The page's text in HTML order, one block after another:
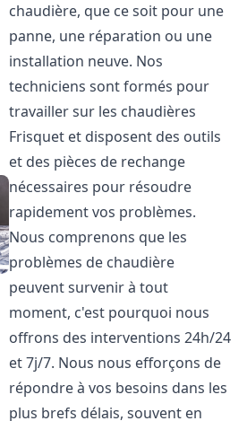
chaudière, que ce soit pour une
panne, une réparation ou une
installation neuve. Nos
techniciens sont formés pour
travailler sur les chaudières
Frisquet et disposent des outils
et des pièces de rechange
nécessaires pour résoudre
rapidement vos problèmes.
Nous comprenons que les
problèmes de chaudière
peuvent survenir à tout
moment, c'est pourquoi nous
offrons des interventions 24h/24
et 7j/7. Nous nous efforçons de
répondre à vos besoins dans les
plus brefs délais, souvent en